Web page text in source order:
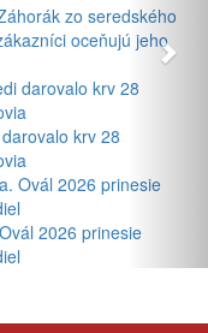
zo seredského
oceňujú jeho
krv 28
2026 prinesie